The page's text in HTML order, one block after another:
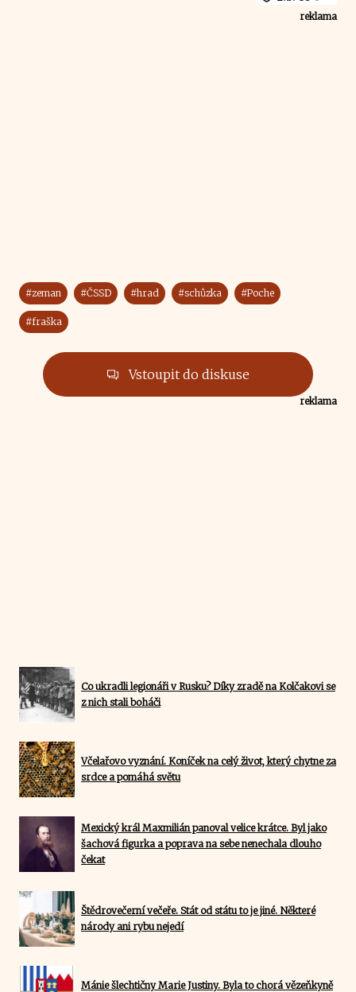
reklama
#zeman #ČSSD #hrad #schůzka #Poche
#fraška
Vstoupit do diskuse
reklama
Co ukradli legionáři v Rusku? Díky zradě na Kolčakovi se
z nich stali boháči
Včelařovo vyznání. Koníček na celý život, který chytne za
srdce a pomáhá světu
Mexický král Maxmilián panoval velice krátce. Byl jako
šachová figurka a poprava na sebe nenechala dlouho
čekat
Štědrovečerní večeře. Stát od státu to je jiné. Některé
národy ani rybu nejedí
Mánie šlechtičny Marie Justiny. Byla to chorá vězeňkyně